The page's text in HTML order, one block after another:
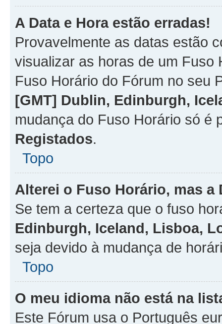
A Data e Hora estão erradas!
Provavelmente as datas estão
visualizar as horas de um Fuso
Fuso Horário do Fórum no seu
[GMT] Dublin, Edinburgh,
mudança do Fuso Horário só é
Registados.
Topo
Alterei o Fuso Horário, mas a
Se tem a certeza que o fuso
Edinburgh, Iceland, Lisboa,
seja devido à mudança de
Topo
O meu idioma não está na
Este Fórum usa o Português